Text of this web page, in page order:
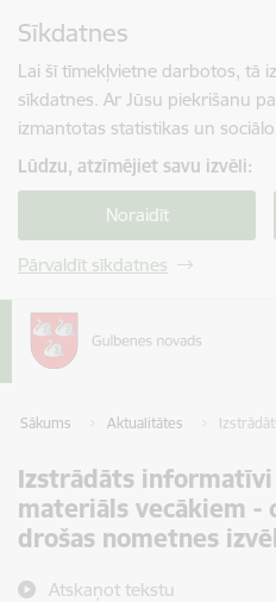
Sīkdatnes
Lai šī tīmekļvietne darbotos, tā
sīkdatnes. Ar Jūsu piekrišanu
izmantotas statistikas un
Lūdzu, atzīmējiet savu izvēli:
Noraidīt
Pārvaldīt sīkdatnes
Sākums Aktualitātes
Izstrādāts
materiāls vecākiem -
drošas nometnes
Atskaņot tekstu